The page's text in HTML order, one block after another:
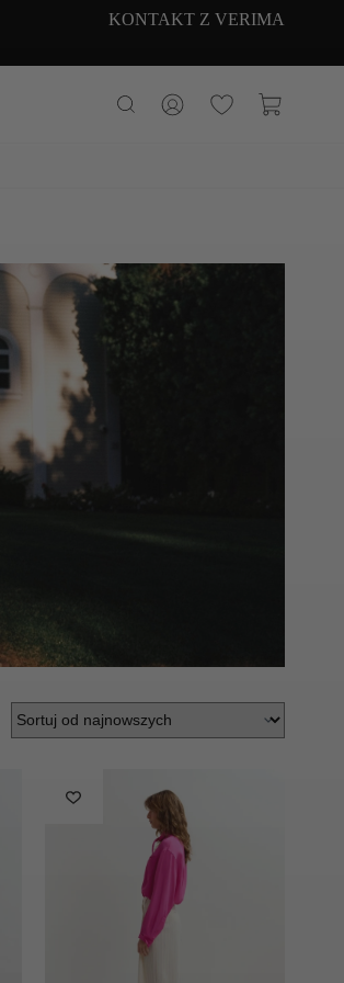
KONTAKT Z VERIMA
Koszyk